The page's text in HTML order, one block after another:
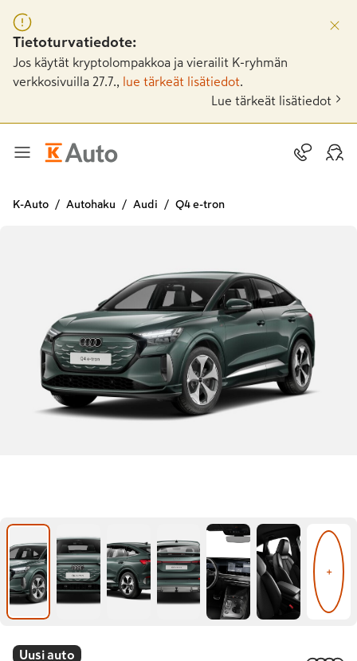
Tietoturvatiedote:
Jos käytät kryptolompakkoa ja vierailit K-ryhmän
verkkosivuilla 27.7.,
lue tärkeät lisätiedot
Lue tärkeät lisätiedot
K-Auto Autohaku Audi Q4 e-tron
+
Uusi auto